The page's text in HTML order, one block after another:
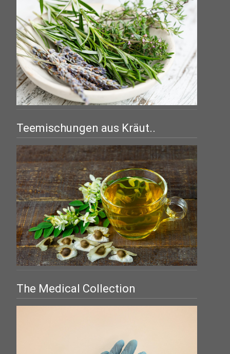
Teemischungen aus Kräut..
The Medical Collection